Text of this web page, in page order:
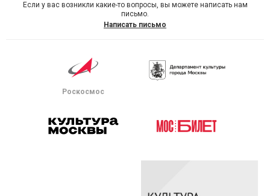
Если у вас возникли какие-то вопросы, вы можете написать нам
письмо.
Написать письмо
Роскосмос